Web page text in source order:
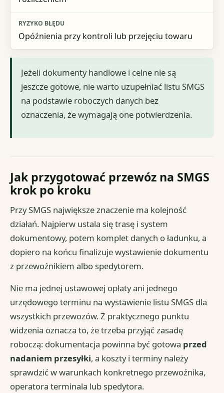
Opóźnienia przy kontroli lub przejęciu towaru
Jeżeli dokumenty handlowe i celne nie są
jeszcze gotowe, nie warto uzupełniać listu SMGS
na podstawie roboczych danych bez
oznaczenia, że wymagają one potwierdzenia.
Jak przygotować przewóz na SMGS
krok po kroku
Przy SMGS największe znaczenie ma kolejność
działań. Najpierw ustala się trasę i system
dokumentowy, potem komplet danych o ładunku, a
dopiero na końcu finalizuje wystawienie dokumentu
z przewoźnikiem albo spedytorem.
Nie ma jednej ustawowej opłaty ani jednego
urzędowego terminu na wystawienie listu SMGS dla
wszystkich przewozów. Z praktycznego punktu
widzenia oznacza to, że trzeba przyjąć zasadę
roboczą: dokumentacja powinna być gotowa przed
nadaniem przesyłki, a koszty i terminy należy
sprawdzić w warunkach konkretnego przewoźnika,
operatora terminala lub spedytora.